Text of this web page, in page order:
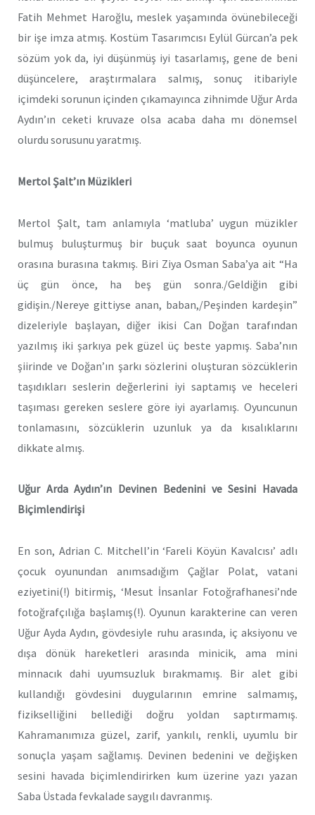
Fatih Mehmet Haroğlu, meslek yaşamında övünebileceği
bir işe imza atmış. Kostüm Tasarımcısı Eylül Gürcan’a pek
sözüm yok da, iyi düşünmüş iyi tasarlamış, gene de beni
düşüncelere, araştırmalara salmış, sonuç itibariyle
içimdeki sorunun içinden çıkamayınca zihnimde Uğur Arda
Aydın’ın ceketi kruvaze olsa acaba daha mı dönemsel
olurdu sorusunu yaratmış.
Mertol Şalt’ın Müzikleri
Mertol Şalt, tam anlamıyla ‘matluba’ uygun müzikler
bulmuş buluşturmuş bir buçuk saat boyunca oyunun
orasına burasına takmış. Biri Ziya Osman Saba’ya ait “Ha
üç gün önce, ha beş gün sonra./Geldiğin gibi
gidişin./Nereye gittiyse anan, baban,/Peşinden kardeşin”
dizeleriyle başlayan, diğer ikisi Can Doğan tarafından
yazılmış iki şarkıya pek güzel üç beste yapmış. Saba’nın
şiirinde ve Doğan’ın şarkı sözlerini oluşturan sözcüklerin
taşıdıkları seslerin değerlerini iyi saptamış ve heceleri
taşıması gereken seslere göre iyi ayarlamış. Oyuncunun
tonlamasını, sözcüklerin uzunluk ya da kısalıklarını
dikkate almış.
Uğur Arda Aydın’ın Devinen Bedenini ve Sesini Havada
Biçimlendirişi
En son, Adrian C. Mitchell’in ‘Fareli Köyün Kavalcısı’ adlı
çocuk oyunundan anımsadığım Çağlar Polat, vatani
eziyetini(!) bitirmiş, ‘Mesut İnsanlar Fotoğrafhanesi’nde
fotoğrafçılığa başlamış(!). Oyunun karakterine can veren
Uğur Ayda Aydın, gövdesiyle ruhu arasında, iç aksiyonu ve
dışa dönük hareketleri arasında minicik, ama mini
minnacık dahi uyumsuzluk bırakmamış. Bir alet gibi
kullandığı gövdesini duygularının emrine salmamış,
fizikselliğini bellediği doğru yoldan saptırmamış.
Kahramanımıza güzel, zarif, yankılı, renkli, uyumlu bir
sonuçla yaşam sağlamış. Devinen bedenini ve değişken
sesini havada biçimlendirirken kum üzerine yazı yazan
Saba Üstada fevkalade saygılı davranmış.